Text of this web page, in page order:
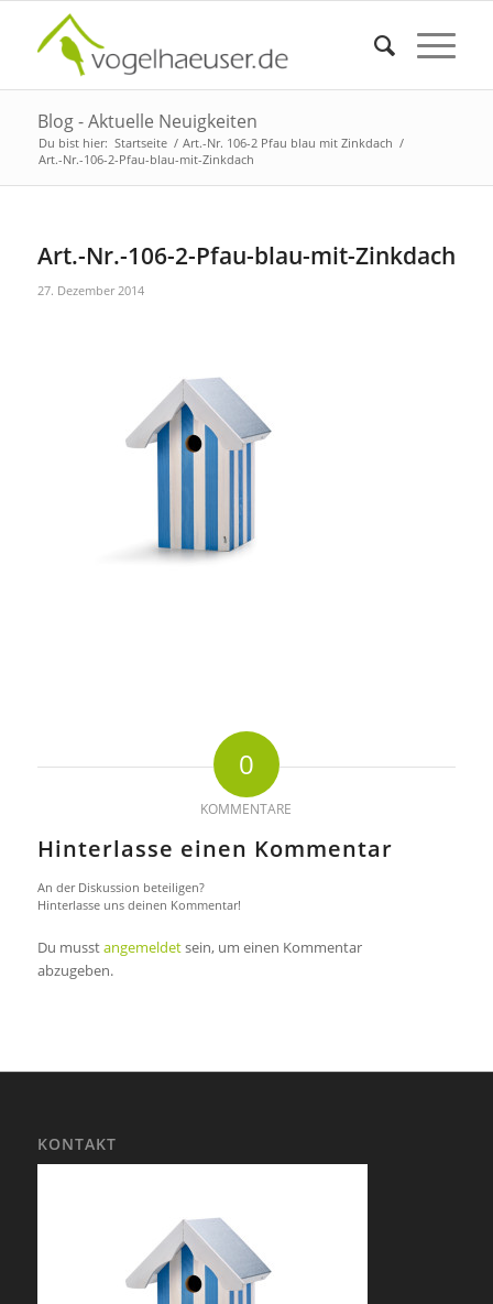
Blog - Aktuelle Neuigkeiten
Du bist hier: Startseite / Art.-Nr. 106-2 Pfau blau mit Zinkdach /
Art.-Nr.-106-2-Pfau-blau-mit-Zinkdach
Art.-Nr.-106-2-Pfau-blau-mit-Zinkdach
27. Dezember 2014
0
KOMMENTARE
Hinterlasse einen Kommentar
An der Diskussion beteiligen?
Hinterlasse uns deinen Kommentar!
Du musstangemeldetsein, um einen Kommentar
abzugeben.
KONTAKT